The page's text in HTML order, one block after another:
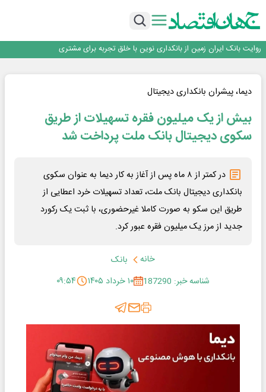
اجرای برنامه تحول بانک با تمرکز بر منابع پایدار، درآمدهای کارمزدی و بازسازی اعتماد
داد
روایت بانک ایران زمین از بانکداری نوین با خلق تجربه برای مشتری
سرپرست اداره کل روابط عمومی بیمه مرکزی منصوب شد
اجرای برنامه تحول بانک با تمرکز بر منابع پایدار، درآمدهای کارمزدی و بازسازی اعتماد
دیما، پیشران بانکداری دیجیتال
بیش از یک میلیون فقره تسهیلات از طریق
سکوی دیجیتال بانک ملت پرداخت شد
در کمتر از ۸ ماه پس از آغاز به کار دیما به عنوان سکوی
بانکداری دیجیتال بانک ملت، تعداد تسهیلات خرد اعطایی از
طریق این سکو به صورت کاملا غیرحضوری، با ثبت یک رکورد
جدید از مرز یک میلیون فقره عبور کرد.
خانه
بانک
شناسه خبر: 187290
۱۰ خرداد ۱۴۰۵ ۰۹:۵۴